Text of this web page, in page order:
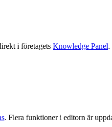
i företagets Knowledge Panel.
. Flera funktioner i editorn är